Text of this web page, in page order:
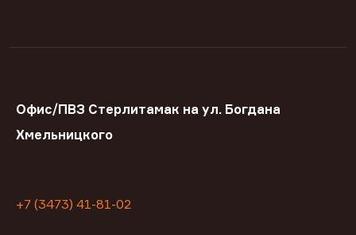
Офис/ПВЗ Стерлитамак на ул. Богдана
Хмельницкого
+7 (3473) 41-81-02